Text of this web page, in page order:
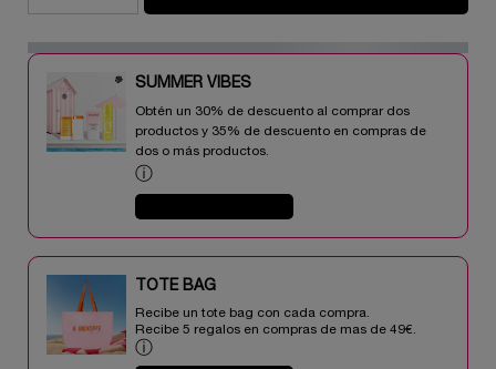
SUMMER VIBES​
Obtén un 30% de descuento al comprar dos
productos y 35% de descuento en compras de
dos o más productos.​
ⓘ
TOTE BAG​​
Recibe un tote bag con cada compra.
Recibe 5 regalos en compras de mas de 49€.​
ⓘ